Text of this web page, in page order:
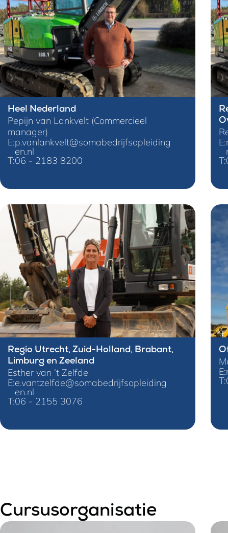
Heel Nederland
Pepijn van Lankvelt (Commercieel
manager)
E:p.vanlankvelt@somabedrijfsopleiding
en.nl
T:06 - 2183 8200
E:
T:
Regio Utrecht, Zuid-Holland, Brabant,
Limburg en Zeeland
Esther van ’t Zelfde
E:e.vantzelfde@somabedrijfsopleiding
en.nl
T:06 - 2155 3076
E:
T:
Cursusorganisatie